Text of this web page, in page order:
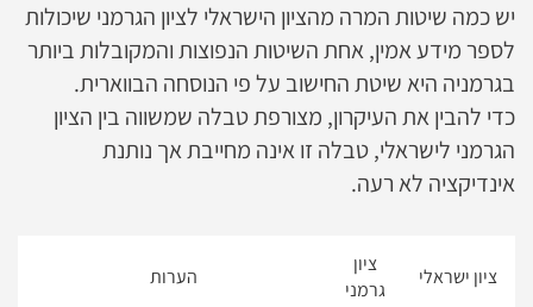
יש כמה שיטות המרה מהציון הישראלי לציון הגרמני שיכולות
לספר מידע אמין, אחת השיטות הנפוצות והמקובלות ביותר
בגרמניה היא שיטת החישוב על פי הנוסחה הבווארית.
כדי להבין את העיקרון, מצורפת טבלה שמשווה בין הציון
הגרמני לישראלי, טבלה זו אינה מחייבת אך נותנת
אינדיקציה לא רעה.
ציון ישראלי
ציון
גרמני
הערות